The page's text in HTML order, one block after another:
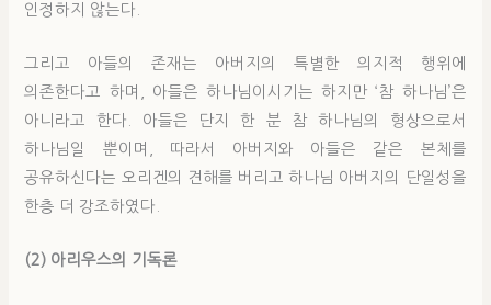
인정하지 않는다.
그리고 아들의 존재는 아버지의 특별한 의지적 행위에
의존한다고 하며, 아들은 하나님이시기는 하지만 ‘참 하나님’은
아니라고 한다. 아들은 단지 한 분 참 하나님의 형상으로서
하나님일 뿐이며, 따라서 아버지와 아들은 같은 본체를
공유하신다는 오리겐의 견해를 버리고 하나님 아버지의 단일성을
한층 더 강조하였다.
(2) 아리우스의 기독론